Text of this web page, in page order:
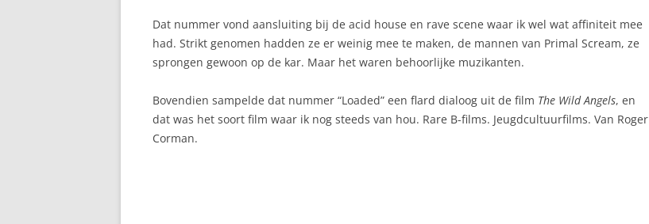
Dat nummer vond aansluiting bij de acid house en rave scene waar ik wel wat affiniteit mee
had. Strikt genomen hadden ze er weinig mee te maken, de mannen van Primal Scream, ze
sprongen gewoon op de kar. Maar het waren behoorlijke muzikanten.
Bovendien sampelde dat nummer “Loaded” een flard dialoog uit de film The Wild Angels, en
dat was het soort film waar ik nog steeds van hou. Rare B-films. Jeugdcultuurfilms. Van Roger
Corman.